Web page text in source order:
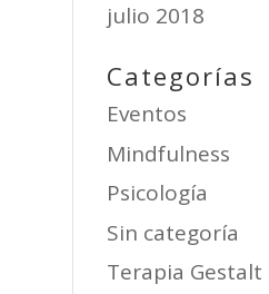
julio 2018
Categorías
Eventos
Mindfulness
Psicología
Sin categoría
Terapia Gestalt